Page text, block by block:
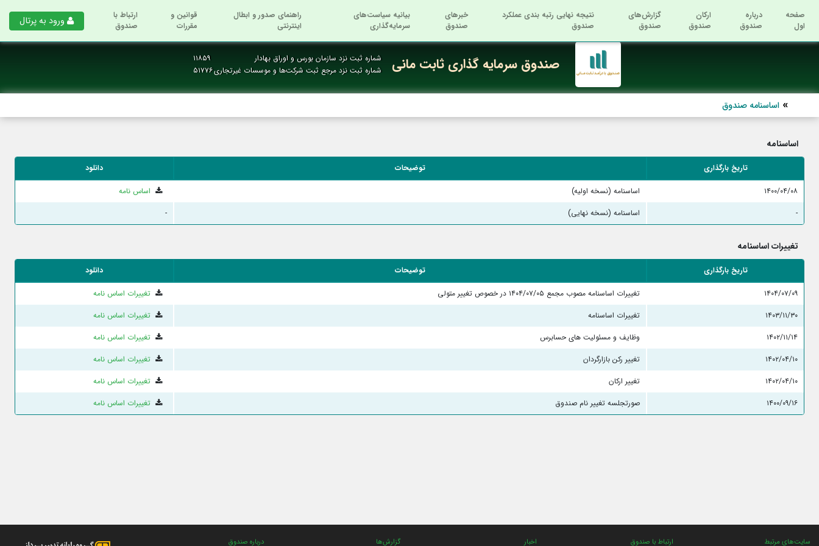
صفحه
اول
درباره
صندوق
ارکان
صندوق
گزارش‌های
صندوق
نتیجه نهایی رتبه بندی عملکرد
صندوق
خبرهای
صندوق
بیانیه سیاست‌های
سرمایه‌گذاری
راهنمای صدور و ابطال
اینترنتی
قوانین و
مقررات
ارتباط با
صندوق
ورود به پرتال
صندوق سرمایه گذاری ثابت مانی شماره ثبت نزد سازمان بورس و اوراق بهادار
۱۱۸۵۹
شماره ثبت نزد مرجع ثبت شرکت‌ها و موسسات غیرتجاری۵۱۷۷۶
اساسنامه صندوق
اساسنامه
تاریخ بارگذاری توضیحات
دانلود
۱۴۰۰/۰۴/۰۸
اساسنامه (نسخه اولیه)
اساس نامه
-
اساسنامه (نسخه نهایی) -
تغییرات اساسنامه
تاریخ بارگذاری توضیحات
دانلود
۱۴۰۴/۰۷/۰۹
تغییرات اساسنامه مصوب مجمع ۱۴۰۴/۰۷/۰۵ در خصوص تغییر متولی
تغییرات اساس نامه
۱۴۰۳/۱۱/۳۰
تغییرات اساسنامه
تغییرات اساس نامه
۱۴۰۲/۱۱/۱۴
وظایف و مسئولیت های حسابرس
تغییرات اساس نامه
۱۴۰۲/۰۴/۱۰
تغییر رکن بازارگردان
تغییرات اساس نامه
۱۴۰۲/۰۴/۱۰
تغییر ارکان
تغییرات اساس نامه
۱۴۰۰/۰۹/۱۶
صورتجلسه تغییر نام صندوق تغییرات اساس نامه
سایت‌های مرتبط ارتباط با صندوق اخبار گزارش‌ها درباره صندوق